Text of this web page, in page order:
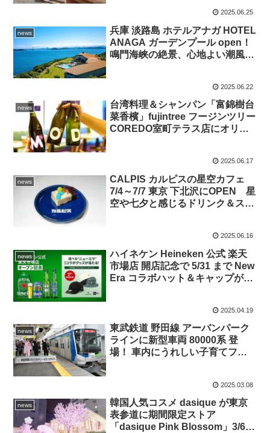
2025.06.25
news
兵庫 淡路島 ホテルアナガ HOTEL
ANAGA ガーデンプール open！
鳴門海峡の絶景、心地よい潮風、
2025.06.22
news
台湾料理＆シャンパン「富錦樹台
菜香檳」fujintree フージンツリー
COREDO室町テラス店にオリジ
2025.06.17
news
CALPIS カルピスの星空カフェ
7/4～7/7 東京 下北沢にOPEN 星
空や七夕と感じるドリンク＆スイ
2025.06.16
news
ハイネケン Heineken 公式 楽天
市場店 開店記念で 5/31 まで New
Era コラボハット＆キャップが当
2025.04.19
news
東武鉄道 野田線 アーバンパーク
ラインに新型車両 80000系 登
場！ 車内にうれしい子育てファ
2025.03.08
news
韓国人気コスメ dasique が東京
表参道に期間限定ストア
「dasique Pink Blossom」3/6～